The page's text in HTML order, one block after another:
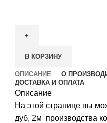
В КОРЗИНУ
ОПИСАНИЕ О
ДОСТАВКА И ОПЛАТА
Описание
На этой странице вы
дуб, 2м производства